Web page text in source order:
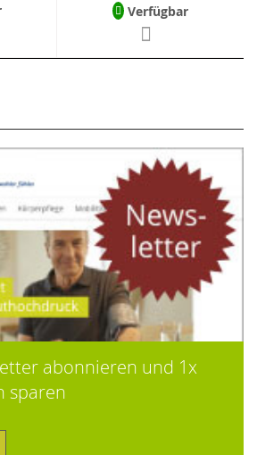
Verfügbar
abonnieren und 1x
sparen